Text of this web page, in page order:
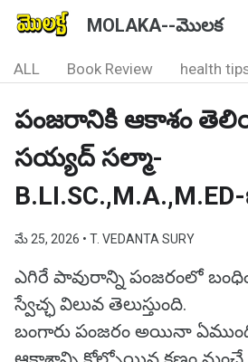
MOLAKA--మొలక
ALL Book Review health
పంజరానికి ఆకాశం
సయ్యద్ సల్మా-
మే 25, 2026 • T. VEDANTA SURY
ఎగిరే పావురాన్ని పంజరంలో
స్వేచ్ఛ విలువ తెలుస్తుంది.
బంగారు పంజరం అయినా